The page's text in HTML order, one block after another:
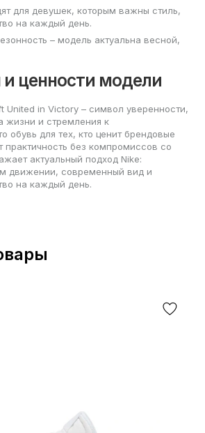
для девушек, которым важны стиль,
на каждый день.
– модель актуальна весной,
ценности модели
United in Victory – символ уверенности,
жизни и стремления к
обувь для тех, кто ценит брендовые
практичность без компромиссов со
актуальный подход Nike:
движении, современный вид и
на каждый день.